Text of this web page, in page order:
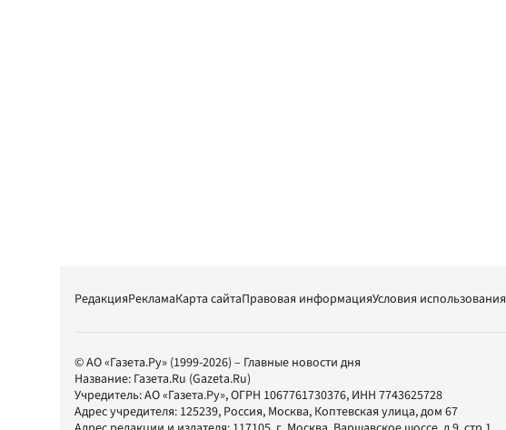
РедакцияРекламаКарта сайтаПравовая информацияУсловия использования
© АО «Газета.Ру» (1999-2026) – Главные новости дня
Название: Газета.Ru (Gazeta.Ru)
Учредитель:АО «Газета.Ру», ОГРН 1067761730376, ИНН 7743625728
Адрес учредителя: 125239, Россия, Москва, Коптевская улица, дом 67